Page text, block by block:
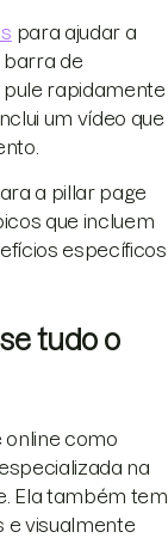
para ajudar a
barra de
rapidamente
um vídeo que
a pillar page
que incluem
específicos
tudo o
online como
na
Ela também tem
e visualmente